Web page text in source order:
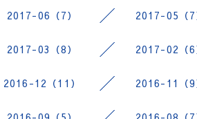
2017-06（7） 2017-05（7
2017-03（8） 2017-02（6
2016-12（11） 2016-11（9